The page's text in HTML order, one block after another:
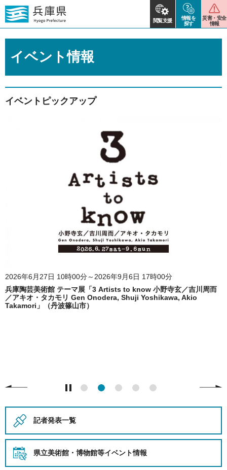
閲覧支援
情報を
探す
災害・安全
情報
イベント情報
イベントピックアップ
2026年6月27日 10時00分～2026年9月6日 17時00分
兵庫陶芸美術館 テーマ展「3 Artists to know 小野寺玄／吉川周而
／アキオ・タカモリ Gen Onodera, Shuji Yoshikawa, Akio
Takamori」（丹波篠山市）
記者発表一覧
県立美術館・博物館等イベント情報